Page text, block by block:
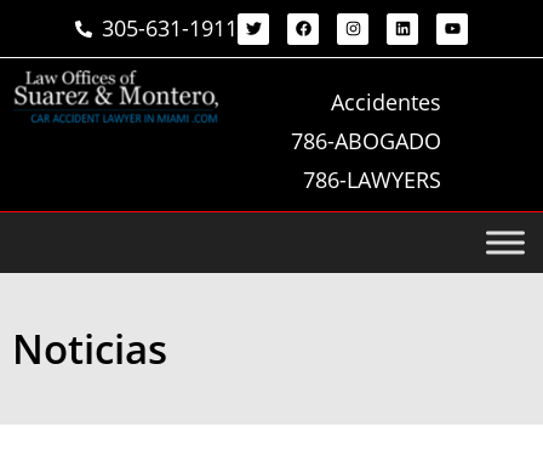
305-631-1911
Accidentes
786-ABOGADO
786-LAWYERS
Noticias